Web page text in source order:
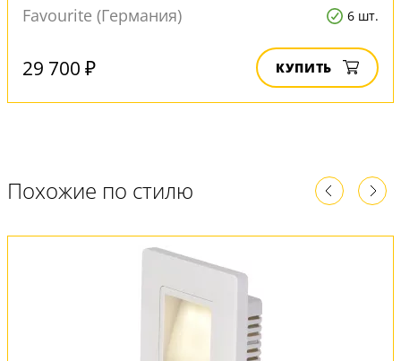
Favourite (Германия) 6 шт.
29 700 ₽ КУПИТЬ
Похожие по стилю